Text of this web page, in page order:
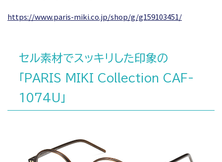
https://www.paris-miki.co.jp/shop/g/g159103451/
セル素材でスッキリした印象の
「PARIS MIKI Collection CAF-
1074U」